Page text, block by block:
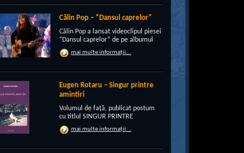
publică electrizantă, de
experimentat vocalist […]
Călin Pop – “Dansul caprelor”
Călin Pop a lansat videoclipul piesei
“Dansul caprelor” de pe albumul
“Ritual de iarnă”. Premiera a avut
loc pe 27.12.2020 pe canalul
Jocul caprei este un obicei întâlnit
în perioada […]
mai multe informații...
Eugen Rotaru – Singur printre
amintiri
Volumul de față, publicat postum
cu titlul SINGUR PRINTRE
AMINTIRI, este o confesiune a lui
Eugen Rotaru despre bunii lui
unul, și l-au lăsat din ce în ce mai
mai multe informații...